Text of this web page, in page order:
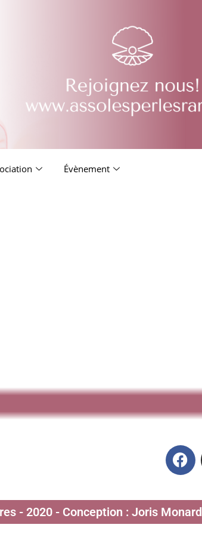
Évènement
- 2020 - Conception : Joris Monard